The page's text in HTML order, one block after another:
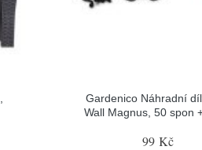
Gardenico Náhradní
Wall Magnus, 50 spon
99 Kč